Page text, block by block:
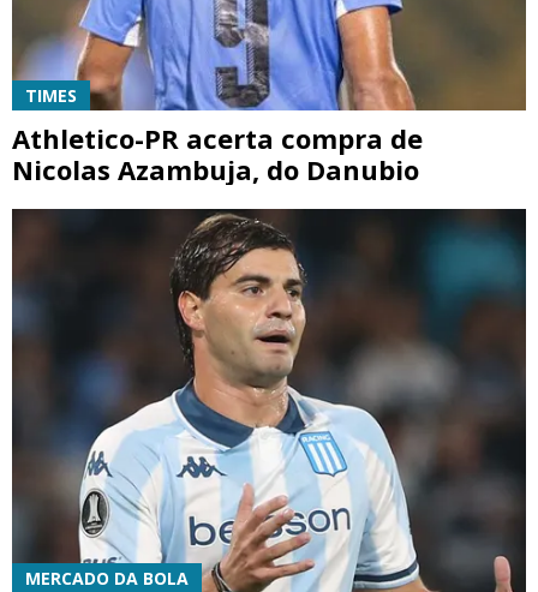
TIMES
Athletico-PR acerta compra de
Nicolas Azambuja, do Danubio
MERCADO DA BOLA